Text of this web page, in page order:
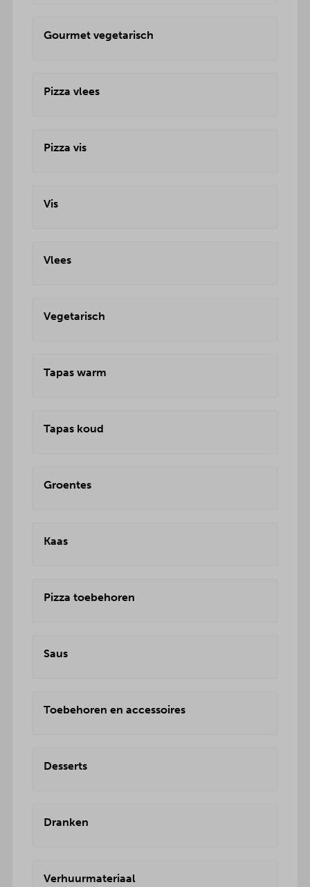
Gourmet vegetarisch
Pizza vlees
Pizza vis
Vis
Vlees
Vegetarisch
Tapas warm
Tapas koud
Groentes
Kaas
Pizza toebehoren
Saus
Toebehoren en accessoires
Desserts
Dranken
Verhuurmateriaal